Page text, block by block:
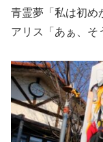
青霊夢「私は初め
アリス「あぁ、そ